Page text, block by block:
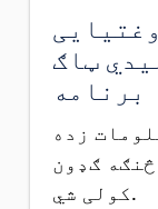
ټاګ
برنامه
زده
ګډون
کولی شي.